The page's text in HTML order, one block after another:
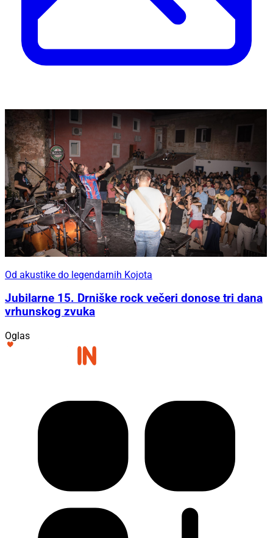
Od akustike do legendarnih Kojota
Jubilarne 15. Drniške rock večeri donose tri dana
vrhunskog zvuka
Oglas